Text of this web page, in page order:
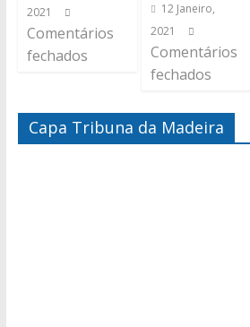
2021
Comentários
fechados
12 Janeiro,
2021
Comentários
fechados
Capa Tribuna da Madeira